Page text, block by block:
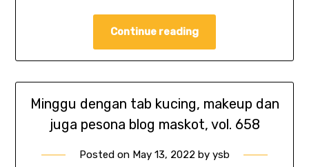
Continue reading
Minggu dengan tab kucing, makeup dan
juga pesona blog maskot, vol. 658
Posted on May 13, 2022 by ysb